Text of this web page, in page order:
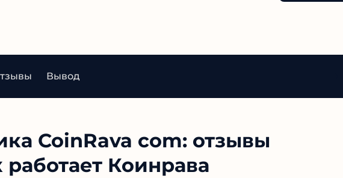
которые исчезают через
создана исключительно
категорически не
Вывод
CoinRava com: отзывы
Коинрава